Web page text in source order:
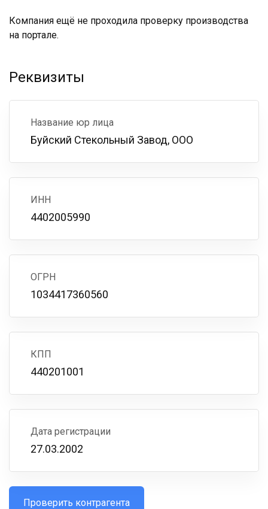
Компания ещё не проходила проверку производства
на портале.
Реквизиты
Название юр лица
Буйский Стекольный Завод, ООО
ИНН
4402005990
ОГРН
1034417360560
КПП
440201001
Дата регистрации
27.03.2002
Проверить контрагента